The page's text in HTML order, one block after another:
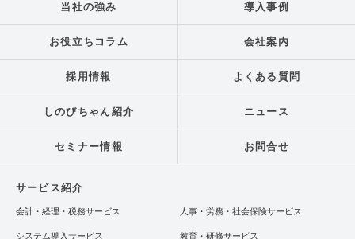
当社の強み 導入事例
お役立ちコラム 会社案内
採用情報 よくある質問
しのびちゃん紹介 ニュース
セミナー情報 お問合せ
サービス紹介
会計・経理・税務サービス 人事・労務・社会保険サービス
システム導入サービス 教育・研修サービス